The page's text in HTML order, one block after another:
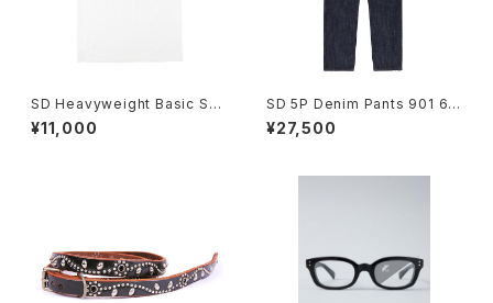
SD Heavyweight Basic Shi
eld Logo T
¥11,000
SD 5P Denim Pants 901 66
OW
¥27,500